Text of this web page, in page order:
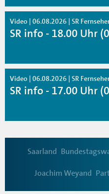
Video | 06.08.2026 | SR
SR info - 18.00 Uhr
Video | 06.08.2026 | SR
SR info - 17.00 Uhr
Saarland
Joachim Weyand